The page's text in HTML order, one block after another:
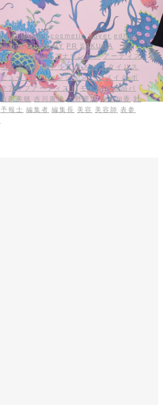
beauty cosmetic buyer editor
model NY PR SAKURA
Yoshikawa アナウンサー アーティス
キャスター キャリア コスメ スタイリス
ビューティ ファッション ヘアメイク ポ
アップアーティスト モデル 化粧品バ
吉岡美穂 吉川康雄 大野理恵 寺本知香
対
報士 編集者 編集長 美容 美容師 表参